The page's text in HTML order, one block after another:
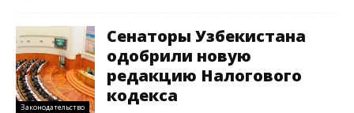
Законодательство
Сенаторы Узбекистана
одобрили новую
редакцию Налогового
кодекса